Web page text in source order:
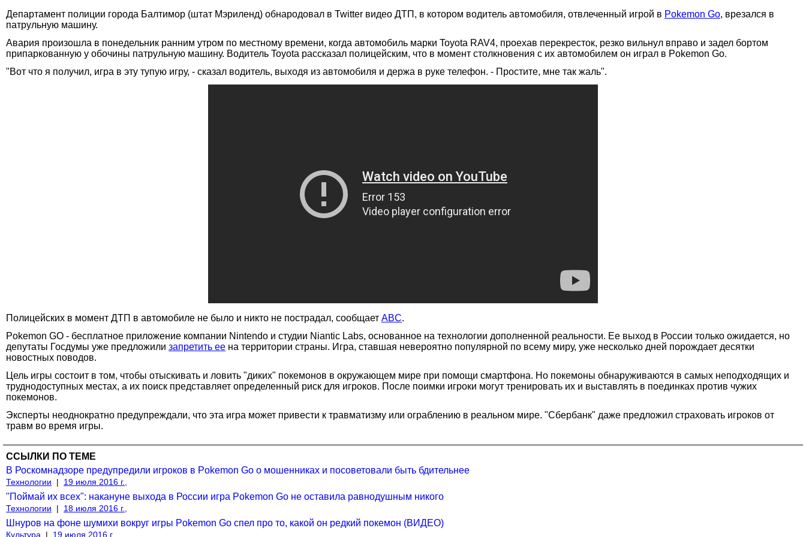
Департамент полиции города Балтимор (штат Мэриленд) обнародовал в Twitter видео ДТП, в котором водитель автомобиля, отвлеченный игрой в Pokemon Go, врезался в
патрульную машину.
Авария произошла в понедельник ранним утром по местному времени, когда автомобиль марки Toyota RAV4, проехав перекресток, резко вильнул вправо и задел бортом
припаркованную у обочины патрульную машину. Водитель Toyota рассказал полицейским, что в момент столкновения с их автомобилем он играл в Pokemon Go.
"Вот что я получил, игра в эту тупую игру, - сказал водитель, выходя из автомобиля и держа в руке телефон. - Простите, мне так жаль".
Полицейских в момент ДТП в автомобиле не было и никто не пострадал, сообщает ABC.
Pokemon GO - бесплатное приложение компании Nintendo и студии Niantic Labs, основанное на технологии дополненной реальности. Ее выход в России только ожидается, но
депутаты Госдумы уже предложили запретить ее на территории страны. Игра, ставшая невероятно популярной по всему миру, уже несколько дней порождает десятки
новостных поводов.
Цель игры состоит в том, чтобы отыскивать и ловить "диких" покемонов в окружающем мире при помощи смартфона. Но покемоны обнаруживаются в самых неподходящих и
труднодоступных местах, а их поиск представляет определенный риск для игроков. После поимки игроки могут тренировать их и выставлять в поединках против чужих
покемонов.
Эксперты неоднократно предупреждали, что эта игра может привести к травматизму или ограблению в реальном мире. "Сбербанк" даже предложил страховать игроков от
травм во время игры.
ССЫЛКИ ПО ТЕМЕ
В Роскомнадзоре предупредили игроков в Pokemon Go о мошенниках и посоветовали быть бдительнее
Технологии | 19 июля 2016 г.,
"Поймай их всех": накануне выхода в России игра Pokemon Go не оставила равнодушным никого
Технологии | 18 июля 2016 г.,
Шнуров на фоне шумихи вокруг игры Pokemon Go спел про то, какой он редкий покемон (ВИДЕО)
Культура | 19 июля 2016 г.,